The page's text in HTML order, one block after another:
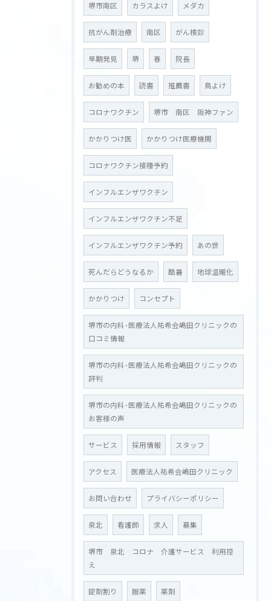
堺市南区 カラスよけ メダカ
抗がん剤治療 南区 がん検診
早期発見 堺 春 院長
お勧めの本 読書 推薦書 鳥よけ
コロナワクチン 堺市 南区 阪神ファン
かかりつけ医 かかりつけ医療機関
コロナワクチン接種予約
インフルエンザワクチン
インフルエンザワクチン不足
インフルエンザワクチン予約 あの世
死んだらどうなるか 酷暑 地球温暖化
かかりつけ コンセプト
堺市の内科･医療法人祐希会嶋田クリニックの
口コミ情報
堺市の内科･医療法人祐希会嶋田クリニックの
評判
堺市の内科･医療法人祐希会嶋田クリニックの
お客様の声
サービス 採用情報 スタッフ
アクセス 医療法人祐希会嶋田クリニック
お問い合わせ プライバシーポリシー
泉北 看護師 求人 募集
堺市 泉北 コロナ 介護サービス 利用控
え
錠剤割り 服薬 薬剤
お問い合わせはこちら